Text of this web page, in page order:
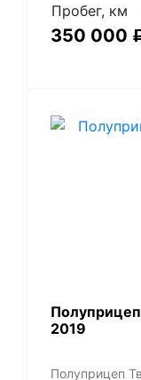
Пробег, км
350 000
2019
Полуприцеп